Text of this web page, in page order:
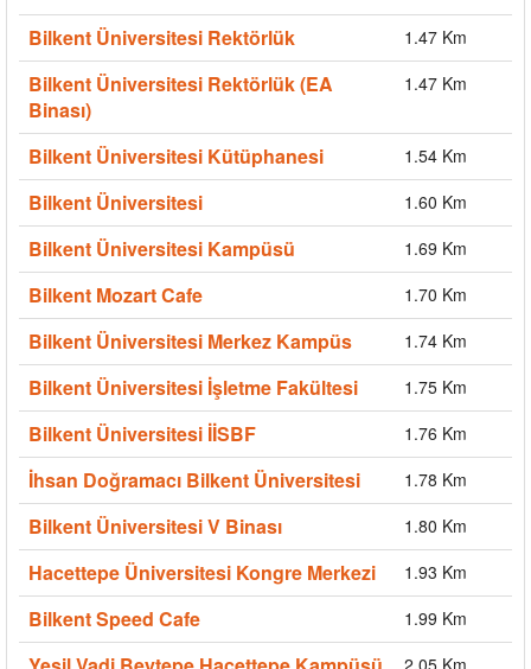
Bilkent Üniversitesi Rektörlük 1.47 Km
Bilkent Üniversitesi Rektörlük (EA
Binası)
1.47 Km
Bilkent Üniversitesi Kütüphanesi 1.54 Km
Bilkent Üniversitesi 1.60 Km
Bilkent Üniversitesi Kampüsü 1.69 Km
Bilkent Mozart Cafe 1.70 Km
Bilkent Üniversitesi Merkez Kampüs 1.74 Km
Bilkent Üniversitesi İşletme Fakültesi 1.75 Km
Bilkent Üniversitesi İİSBF 1.76 Km
İhsan Doğramacı Bilkent Üniversitesi 1.78 Km
Bilkent Üniversitesi V Binası 1.80 Km
Hacettepe Üniversitesi Kongre Merkezi 1.93 Km
Bilkent Speed Cafe 1.99 Km
2.05 Km